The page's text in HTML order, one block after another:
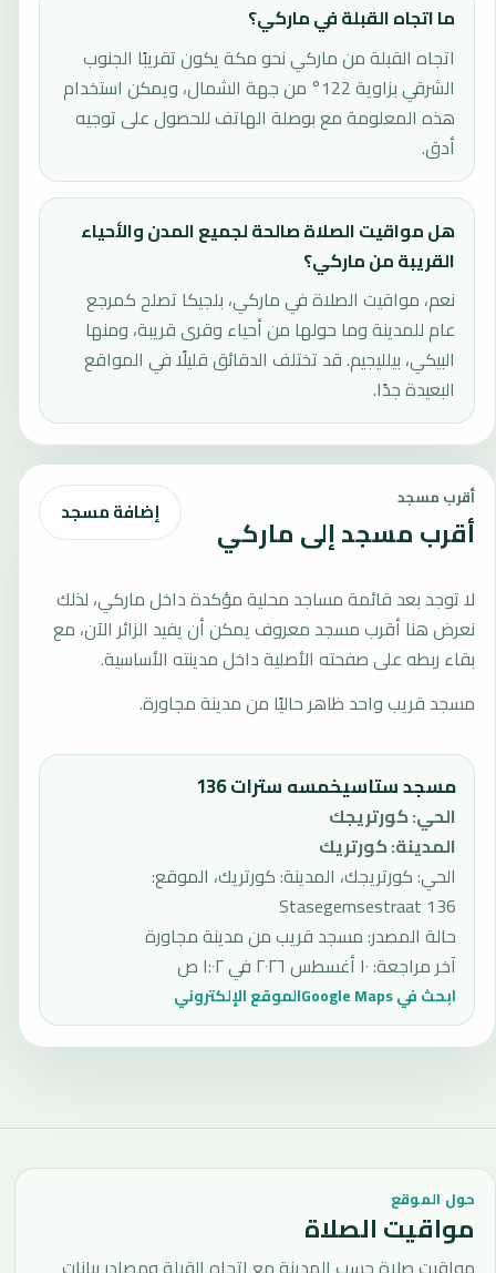
ما اتجاه القبلة في ماركي؟
اتجاه القبلة من ماركي نحو مكة يكون تقريبًا الجنوب
الشرقي بزاوية 122° من جهة الشمال، ويمكن استخدام
هذه المعلومة مع بوصلة الهاتف للحصول على توجيه
أدق.
هل مواقيت الصلاة صالحة لجميع المدن والأحياء
القريبة من ماركي؟
نعم، مواقيت الصلاة في ماركي، بلجيكا تصلح كمرجع
عام للمدينة وما حولها من أحياء وقرى قريبة، ومنها
البيكي، بيلليجيم. قد تختلف الدقائق قليلًا في المواقع
البعيدة جدًا.
أقرب مسجد
أقرب مسجد إلى ماركي إضافة مسجد
لا توجد بعد قائمة مساجد محلية مؤكدة داخل ماركي، لذلك
نعرض هنا أقرب مسجد معروف يمكن أن يفيد الزائر الآن، مع
بقاء ربطه على صفحته الأصلية داخل مدينته الأساسية.
مسجد قريب واحد ظاهر حاليًا من مدينة مجاورة.
مسجد ستاسيخمسه سترات 136
الحي:كورتريجك
المدينة:كورتريك
الحي: كورتريجك، المدينة: كورتريك، الموقع:
Stasegemsestraat 136
حالة المصدر:مسجد قريب من مدينة مجاورة
آخر مراجعة:١٠ أغسطس ٢٠٢٦ في ١:٠٢ ص
ابحث في Google Maps الموقع الإلكتروني
حول الموقع
مواقيت الصلاة